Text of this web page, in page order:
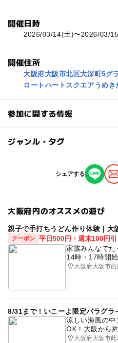
開催日時
2026/03/14(土)〜2026/03/
開催住所
大阪府大阪市北区大深町5グ
ロートハートスクエアうめき
参加に関する情報
対象年齢
3歳･4歳･5歳･6歳(幼児) 小学生
ジャンル・タグ
街な
タグ
防災体験 災害 防災 防
命を守る 入場無料
シェアする
大阪府内のオススメの遊び
親子で手打ちうどん作り体験｜大
クーポン 平日500円・週末100円引
家族みんなでた
14時・17時開始
大阪府大阪市西
8/31まで！いこーよ限定パラグラ
涼しい海風の中
OK！大阪から
大阪府大阪市此